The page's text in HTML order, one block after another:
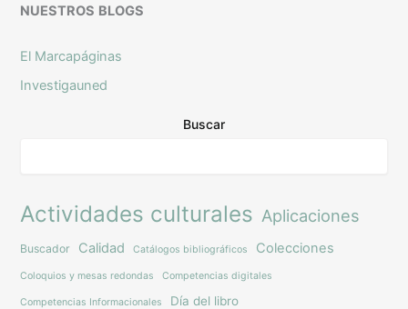
NUESTROS BLOGS
El Marcapáginas
Investigauned
Buscar
Actividades culturales Aplicaciones
Buscador Calidad Catálogos bibliográficos Colecciones
Coloquios y mesas redondas Competencias digitales
Competencias Informacionales Día del libro